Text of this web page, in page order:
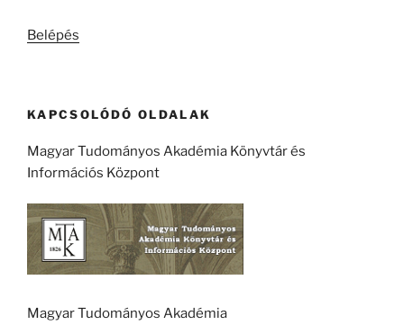
Belépés
KAPCSOLÓDÓ OLDALAK
Magyar Tudományos Akadémia Könyvtár és
Információs Központ
Magyar Tudományos Akadémia